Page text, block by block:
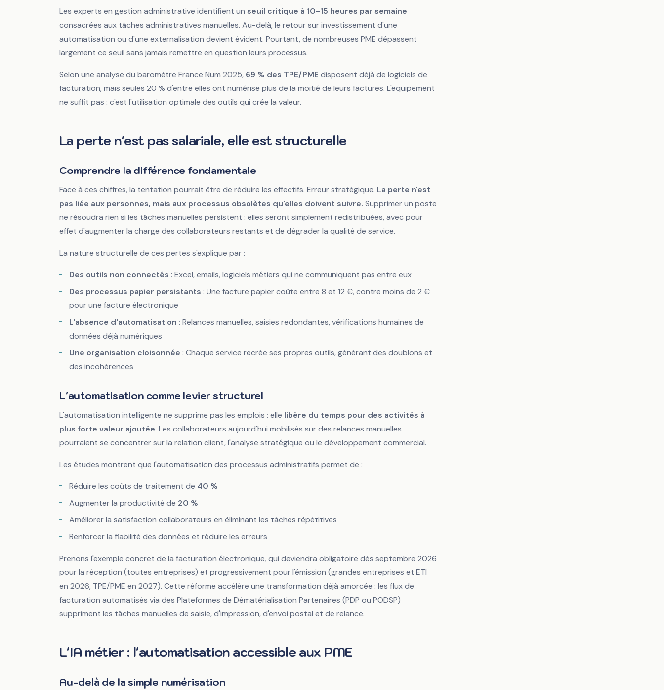
Les experts en gestion administrative identifient un seuil critique à 10-15 heures par semaine
consacrées aux tâches administratives manuelles. Au-delà, le retour sur investissement d'une
automatisation ou d'une externalisation devient évident. Pourtant, de nombreuses PME dépassent
largement ce seuil sans jamais remettre en question leurs processus.
Selon une analyse du baromètre France Num 2025, 69 % des TPE/PME disposent déjà de logiciels de
facturation, mais seules 20 % d'entre elles ont numérisé plus de la moitié de leurs factures. L'équipement
ne suffit pas : c'est l'utilisation optimale des outils qui crée la valeur.
La perte n'est pas salariale, elle est structurelle
Comprendre la différence fondamentale
Face à ces chiffres, la tentation pourrait être de réduire les effectifs. Erreur stratégique. La perte n'est
pas liée aux personnes, mais aux processus obsolètes qu'elles doivent suivre. Supprimer un poste
ne résoudra rien si les tâches manuelles persistent : elles seront simplement redistribuées, avec pour
effet d'augmenter la charge des collaborateurs restants et de dégrader la qualité de service.
La nature structurelle de ces pertes s'explique par :
Des outils non connectés : Excel, emails, logiciels métiers qui ne communiquent pas entre eux
Des processus papier persistants : Une facture papier coûte entre 8 et 12 €, contre moins de 2 €
pour une facture électronique
L'absence d'automatisation : Relances manuelles, saisies redondantes, vérifications humaines de
données déjà numériques
Une organisation cloisonnée : Chaque service recrée ses propres outils, générant des doublons et
des incohérences
L'automatisation comme levier structurel
L'automatisation intelligente ne supprime pas les emplois : elle libère du temps pour des activités à
plus forte valeur ajoutée. Les collaborateurs aujourd'hui mobilisés sur des relances manuelles
pourraient se concentrer sur la relation client, l'analyse stratégique ou le développement commercial.
Les études montrent que l'automatisation des processus administratifs permet de :
Réduire les coûts de traitement de 40 %
Augmenter la productivité de 20 %
Améliorer la satisfaction collaborateurs en éliminant les tâches répétitives
Renforcer la fiabilité des données et réduire les erreurs
Prenons l'exemple concret de la facturation électronique, qui deviendra obligatoire dès septembre 2026
pour la réception (toutes entreprises) et progressivement pour l'émission (grandes entreprises et ETI
en 2026, TPE/PME en 2027). Cette réforme accélère une transformation déjà amorcée : les flux de
facturation automatisés via des Plateformes de Dématérialisation Partenaires (PDP ou PODSP)
suppriment les tâches manuelles de saisie, d'impression, d'envoi postal et de relance.
L'IA métier : l'automatisation accessible aux PME
Au-delà de la simple numérisation